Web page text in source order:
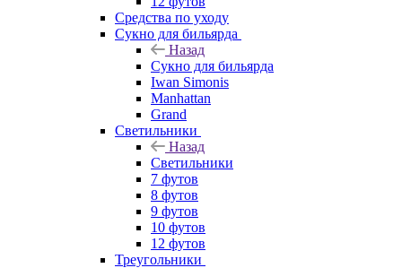
Средства по уходу
Сукно для бильярда
Назад
Сукно для бильярда
Iwan Simonis
Manhattan
Grand
Светильники
Назад
Светильники
7 футов
8 футов
9 футов
10 футов
12 футов
Треугольники